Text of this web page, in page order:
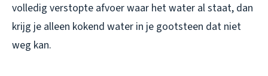
volledig verstopte afvoer waar het water al staat, dan
krijg je alleen kokend water in je gootsteen dat niet
weg kan.